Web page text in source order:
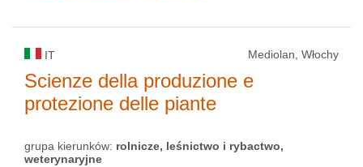
IT Mediolan, Włochy
Scienze della produzione e
protezione delle piante
grupa kierunków: rolnicze, leśnictwo i rybactwo,
weterynaryjne